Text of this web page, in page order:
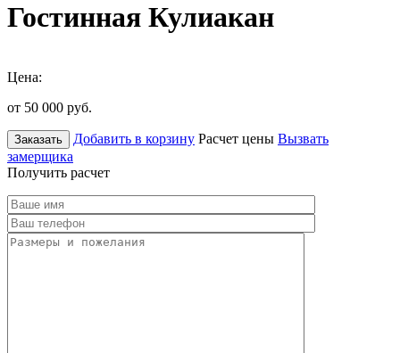
Гостинная Кулиакан
Цена:
от 50 000 руб.
Заказать Добавить в корзину Расчет цены Вызвать
замерщика
Получить расчет